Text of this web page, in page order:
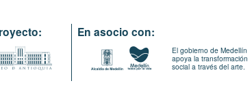
En asocio con:
El gobierno de Medellín
apoya la transformación
social a través del arte.